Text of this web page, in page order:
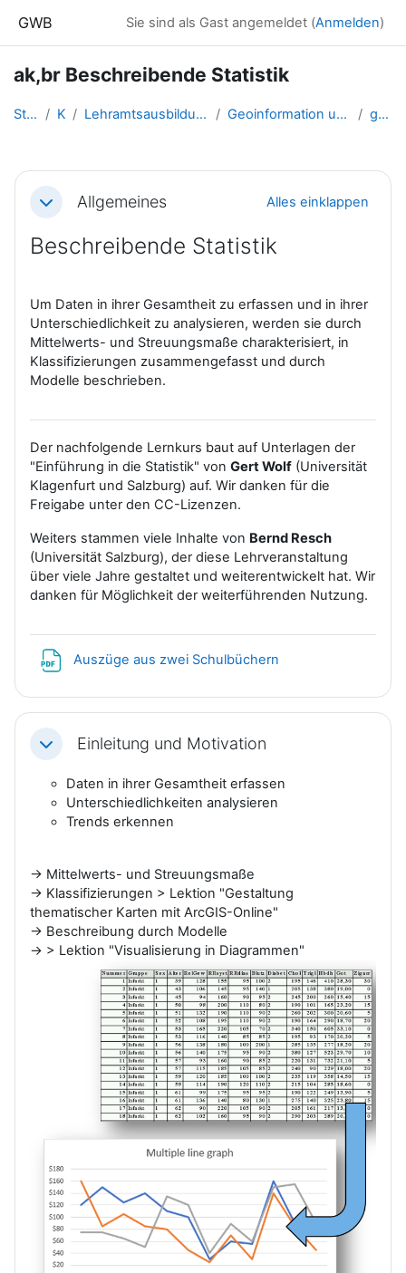
GWB Sie sind als Gast angemeldet (Anmelden)
ak,br Beschreibende Statistik
Startseite Kurse Lehramtsausbildung GW im Cluster Österreich Mitte Geoinformation und Geokommunikation (GW B 5.1) gw_Statistik
Abschnittsübersicht
EinklappenAllgemeines Alles einklappen
Beschreibende Statistik
Um Daten in ihrer Gesamtheit zu erfassen und in ihrer
Unterschiedlichkeit zu analysieren, werden sie durch
Mittelwerts- und Streuungsmaße charakterisiert, in
Klassifizierungen zusammengefasst und durch
Modelle beschrieben.
Der nachfolgende Lernkurs baut auf Unterlagen der
"Einführung in die Statistik" von Gert Wolf (Universität
Klagenfurt und Salzburg) auf. Wir danken für die
Freigabe unter den CC-Lizenzen.
Weiters stammen viele Inhalte von Bernd Resch
(Universität Salzburg), der diese Lehrveranstaltung
über viele Jahre gestaltet und weiterentwickelt hat. Wir
danken für Möglichkeit der weiterführenden Nutzung.
Auszüge aus zwei Schulbüchern
EinklappenEinleitung und Motivation
Daten in ihrer Gesamtheit erfassen
Unterschiedlichkeiten analysieren
Trends erkennen
→ Mittelwerts- und Streuungsmaße
→ Klassifizierungen > Lektion "Gestaltung
thematischer Karten mit ArcGIS-Online"
→ Beschreibung durch Modelle
→ > Lektion "Visualisierung in Diagrammen"